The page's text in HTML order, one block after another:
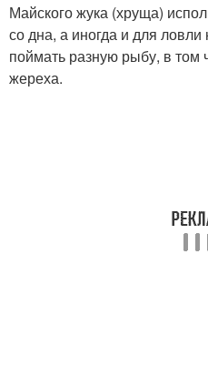
Майского жука (хруща)
со дна, а иногда и для
поймать разную рыбу, в том
жереха.